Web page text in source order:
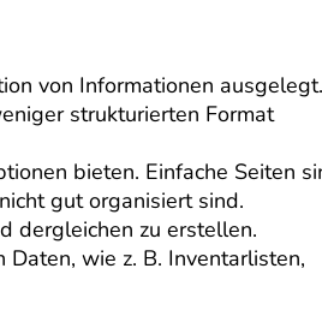
von Informationen ausgelegt.
strukturierten Format
bieten. Einfache Seiten
gut organisiert sind.
dergleichen zu erstellen.
wie z. B. Inventarlisten,